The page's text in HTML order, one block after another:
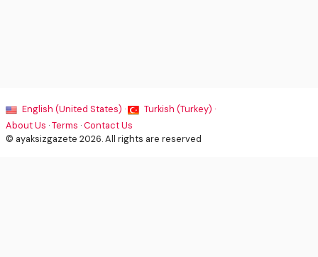
English (United States) ·
Turkish (Turkey) ·
About Us ·Terms ·Contact Us
© ayaksizgazete 2026. All rights are reserved